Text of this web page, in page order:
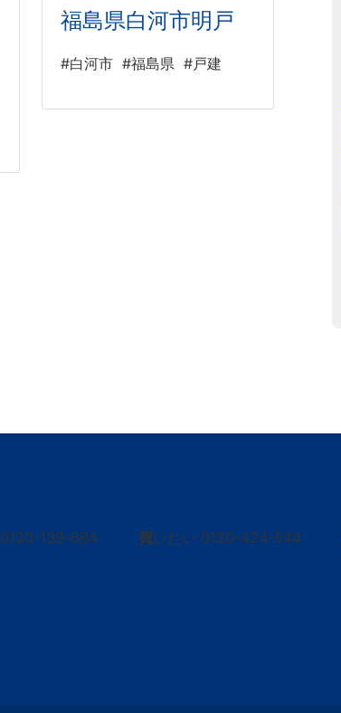
福島県白河市明戸
#白河市 #福島県 #戸建
0120-139-664 買いたい 0120-424-544